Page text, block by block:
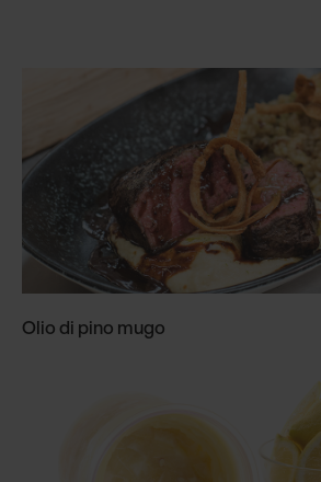
Olio di pino mugo